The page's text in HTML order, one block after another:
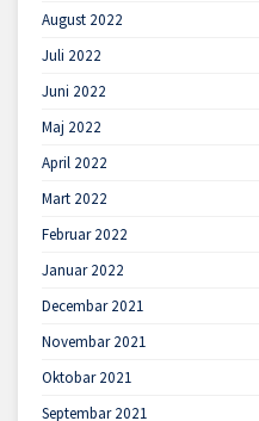
August 2022
Juli 2022
Juni 2022
Maj 2022
April 2022
Mart 2022
Februar 2022
Januar 2022
Decembar 2021
Novembar 2021
Oktobar 2021
Septembar 2021